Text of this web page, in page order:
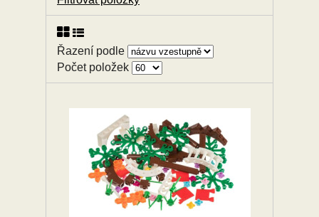
Řazení podle
Počet položek